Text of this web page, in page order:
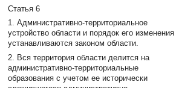
Статья 6
1. Административно-территориальное
устройство области и порядок его изменения
устанавливаются законом области.
2. Вся территория области делится на
административно-территориальные
образования с учетом ее исторически